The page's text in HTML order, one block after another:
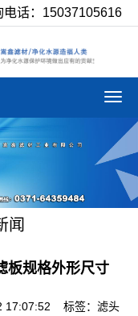
电话：15037105616
导
单
闻
板规格外形尺寸
标签： 滤头